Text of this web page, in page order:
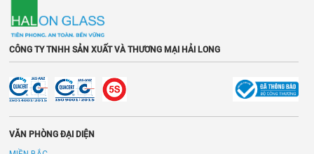
CÔNG TY TNHH SẢN XUẤT VÀ THƯƠNG MẠI HẢI LONG
VĂN PHÒNG ĐẠI DIỆN